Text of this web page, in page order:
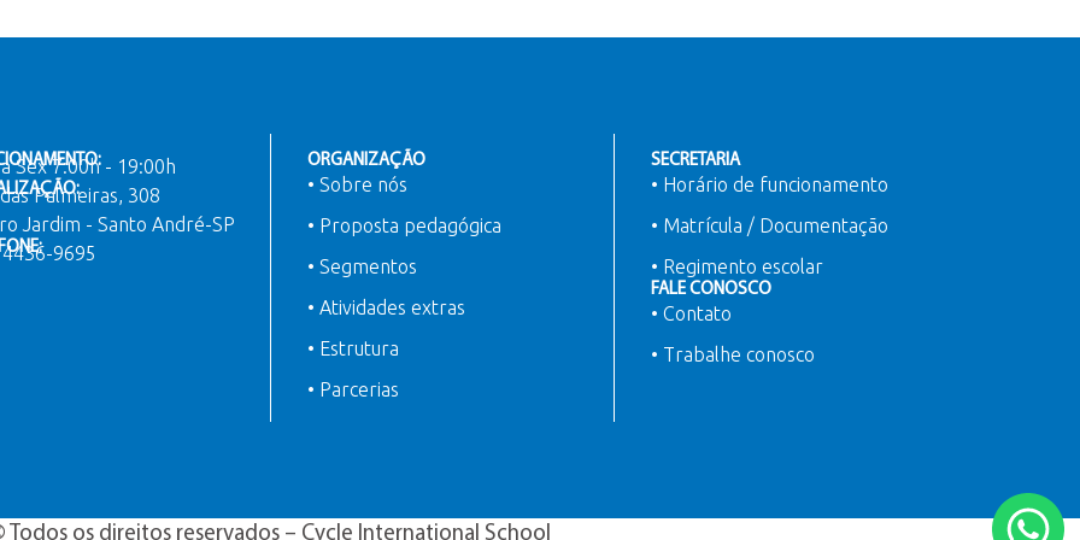
Sex 7:00h - 19:00h
Palmeiras, 308
Jardim - Santo André-SP
9695
ORGANIZAÇÃO
• Sobre nós
• Proposta pedagógica
• Segmentos
• Atividades extras
• Estrutura
• Parcerias
SECRETARIA
• Horário de funcionamento
• Matrícula / Documentação
• Regimento escolar
FALE CONOSCO
• Contato
• Trabalhe conosco
Todos os direitos reservados – Cycle International School